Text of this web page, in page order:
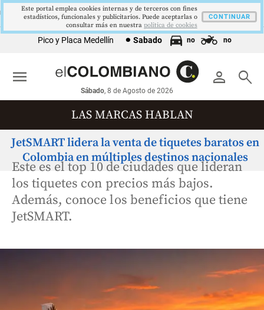
9,9 %
▼ 0.30
2,8 %
▲ 0.10
$4178,23
▲ 0.42
5,81 %
▼ 0.12
DTF12,48 %
▲ 0.05
Pico y Placa Medellín Sabado no no
person search
Sábado, 8 de Agosto de 2026
menu
LAS MARCAS HABLAN
JetSMART lidera la venta de tiquetes baratos en
Colombia en múltiples destinos nacionales
Este es el top 10 de ciudades que lideran
los tiquetes con precios más bajos.
Además, conoce los beneficios que tiene
JetSMART.
Este portal emplea cookies internas y de terceros con fines
estadísticos, funcionales y publicitarios. Puede aceptarlas o
consultar más en nuestra politica de cookies
CONTINUAR